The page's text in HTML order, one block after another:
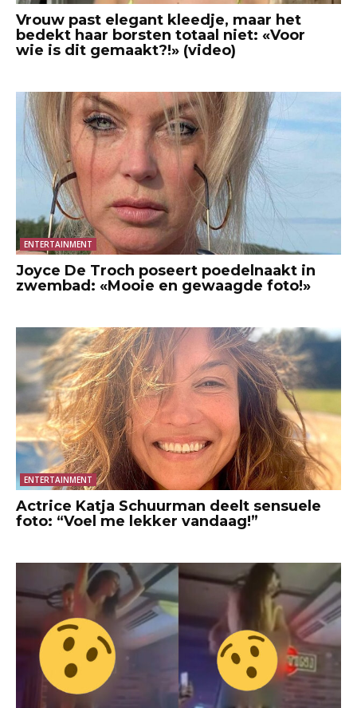
Vrouw past elegant kleedje, maar het
bedekt haar borsten totaal niet: «Voor
wie is dit gemaakt?!» (video)
ENTERTAINMENT
Joyce De Troch poseert poedelnaakt in
zwembad: «Mooie en gewaagde foto!»
ENTERTAINMENT
Actrice Katja Schuurman deelt sensuele
foto: “Voel me lekker vandaag!”